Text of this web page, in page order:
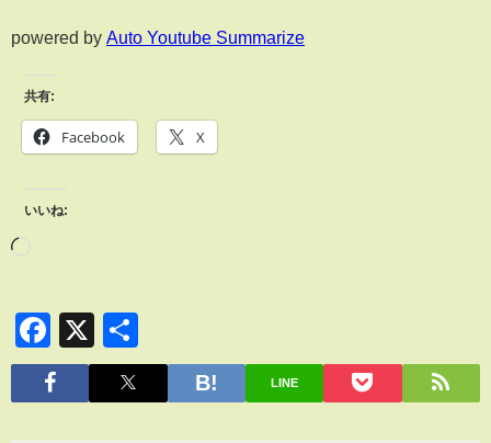
powered by Auto Youtube Summarize
共有:
Facebook X
いいね:
Facebook
X
有
LINE